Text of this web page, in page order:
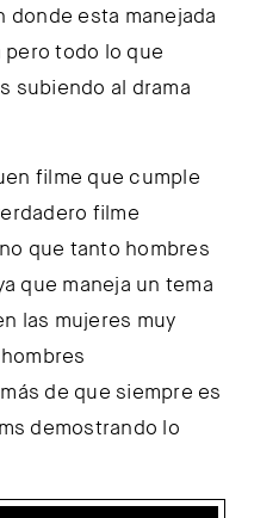
donde esta manejada
todo lo que
subiendo al drama
filme que cumple
filme
que tanto hombres
que maneja un tema
las mujeres muy
de que siempre es
demostrando lo